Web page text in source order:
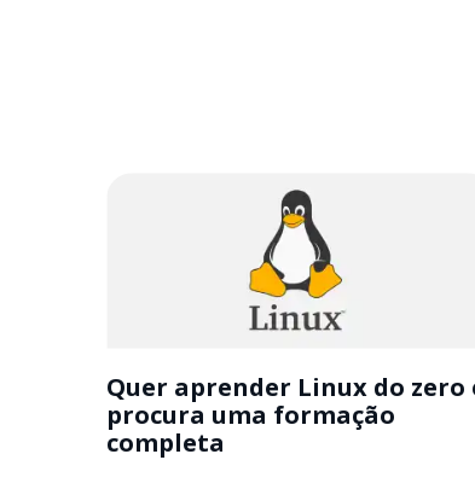
Quer aprender Linux do zero
procura uma formação
completa